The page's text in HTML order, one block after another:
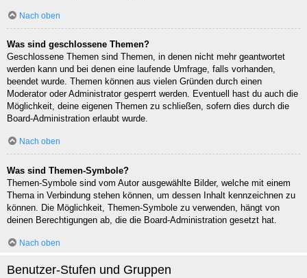
Nach oben
Was sind geschlossene Themen?
Geschlossene Themen sind Themen, in denen nicht mehr geantwortet
werden kann und bei denen eine laufende Umfrage, falls vorhanden,
beendet wurde. Themen können aus vielen Gründen durch einen
Moderator oder Administrator gesperrt werden. Eventuell hast du auch die
Möglichkeit, deine eigenen Themen zu schließen, sofern dies durch die
Board-Administration erlaubt wurde.
Nach oben
Was sind Themen-Symbole?
Themen-Symbole sind vom Autor ausgewählte Bilder, welche mit einem
Thema in Verbindung stehen können, um dessen Inhalt kennzeichnen zu
können. Die Möglichkeit, Themen-Symbole zu verwenden, hängt von
deinen Berechtigungen ab, die die Board-Administration gesetzt hat.
Nach oben
Benutzer-Stufen und Gruppen